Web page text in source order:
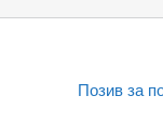
Позив за